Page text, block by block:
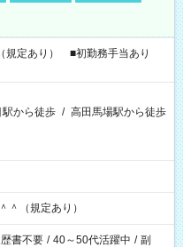
規定あり） ■初勤務手当あり
から徒歩 / 高田馬場駅から徒歩
（規定あり）
書不要 / 40～50代活躍中 / 副